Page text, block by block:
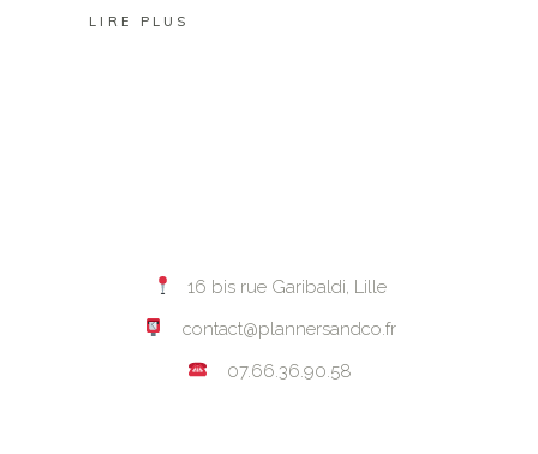
LIRE PLUS
16 bis rue Garibaldi, Lille
contact@plannersandco.fr
07.66.36.90.58